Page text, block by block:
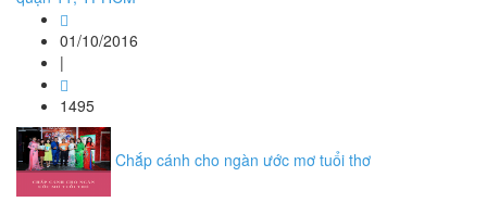
01/10/2016
|
1495
Chắp cánh cho ngàn ước mơ tuổi thơ